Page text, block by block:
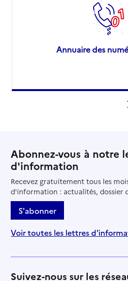
Annuaire des
Abonnez-vous à notre
d'information
Recevez gratuitement tous les
d'information : actualités, dossier
S'abonner
Voir toutes les lettres
Suivez-nous sur les